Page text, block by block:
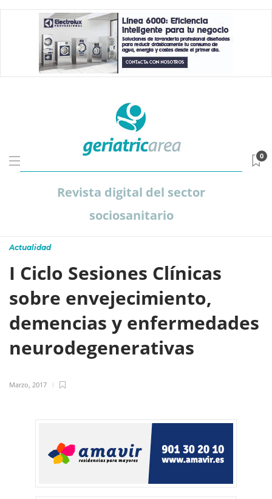
Revista digital del sector
sociosanitario
0
Actualidad
I Ciclo Sesiones Clínicas
sobre envejecimiento,
demencias y enfermedades
neurodegenerativas
Marzo, 2017